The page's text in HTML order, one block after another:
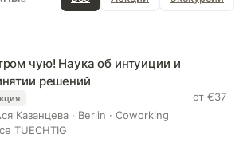
чую! Наука об интуиции и
решений
Казанцева · Berlin · Coworking
TUECHTIG
от €37